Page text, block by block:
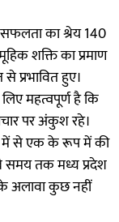
का श्रेय 140
शक्ति का प्रमाण
प्रभावित हुए।
महत्वपूर्ण है कि
पर अंकुश रहे।
में से एक के रूप में की
समय तक मध्य प्रदेश
के अलावा कुछ नहीं